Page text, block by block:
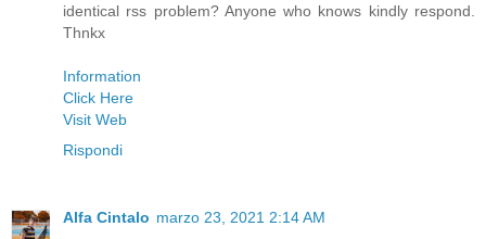
identical rss problem? Anyone who knows kindly respond.
Thnkx
Information
Click Here
Visit Web
Rispondi
Alfa Cintalo marzo 23, 2021 2:14 AM